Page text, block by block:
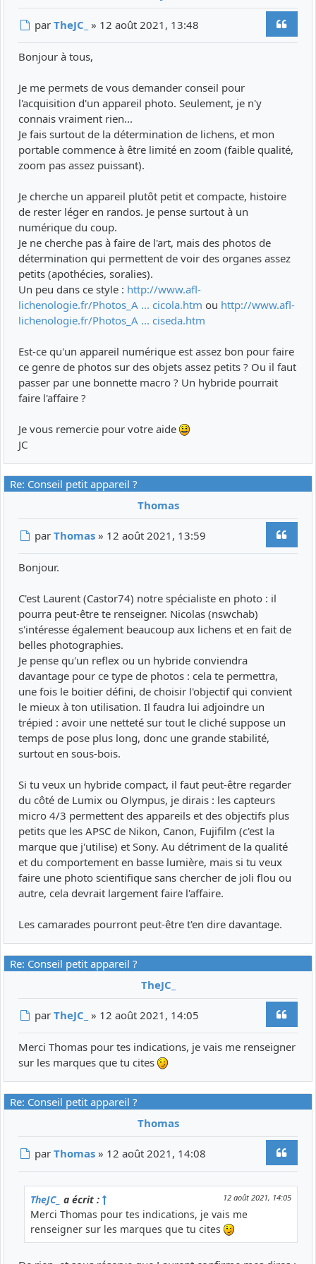
Message
parTheJC_ » 12 août 2021, 13:48
Bonjour à tous,
Je me permets de vous demander conseil pour
l'acquisition d'un appareil photo. Seulement, je n'y
connais vraiment rien...
Je fais surtout de la détermination de lichens, et mon
portable commence à être limité en zoom (faible qualité,
zoom pas assez puissant).
Je cherche un appareil plutôt petit et compacte, histoire
de rester léger en randos. Je pense surtout à un
numérique du coup.
Je ne cherche pas à faire de l'art, mais des photos de
détermination qui permettent de voir des organes assez
petits (apothécies, soralies).
Un peu dans ce style : http://www.afl-
lichenologie.fr/Photos_A ... cicola.htm ou http://www.afl-
lichenologie.fr/Photos_A ... ciseda.htm
Est-ce qu'un appareil numérique est assez bon pour faire
ce genre de photos sur des objets assez petits ? Ou il faut
passer par une bonnette macro ? Un hybride pourrait
faire l'affaire ?
Je vous remercie pour votre aide
JC
Re: Conseil petit appareil ?
Thomas
Message
parThomas » 12 août 2021, 13:59
Bonjour.
C'est Laurent (Castor74) notre spécialiste en photo : il
pourra peut-être te renseigner. Nicolas (nswchab)
s'intéresse également beaucoup aux lichens et en fait de
belles photographies.
Je pense qu'un reflex ou un hybride conviendra
davantage pour ce type de photos : cela te permettra,
une fois le boitier défini, de choisir l'objectif qui convient
le mieux à ton utilisation. Il faudra lui adjoindre un
trépied : avoir une netteté sur tout le cliché suppose un
temps de pose plus long, donc une grande stabilité,
surtout en sous-bois.
Si tu veux un hybride compact, il faut peut-être regarder
du côté de Lumix ou Olympus, je dirais : les capteurs
micro 4/3 permettent des appareils et des objectifs plus
petits que les APSC de Nikon, Canon, Fujifilm (c'est la
marque que j'utilise) et Sony. Au détriment de la qualité
et du comportement en basse lumière, mais si tu veux
faire une photo scientifique sans chercher de joli flou ou
autre, cela devrait largement faire l'affaire.
Les camarades pourront peut-être t'en dire davantage.
Re: Conseil petit appareil ?
TheJC_
Message
parTheJC_ » 12 août 2021, 14:05
Merci Thomas pour tes indications, je vais me renseigner
sur les marques que tu cites
Re: Conseil petit appareil ?
Thomas
Message
parThomas » 12 août 2021, 14:08
12 août 2021, 14:05
TheJC_ a écrit :
Merci Thomas pour tes indications, je vais me
renseigner sur les marques que tu cites